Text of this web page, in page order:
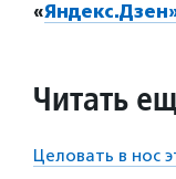
«
Читать
Целовать в нос